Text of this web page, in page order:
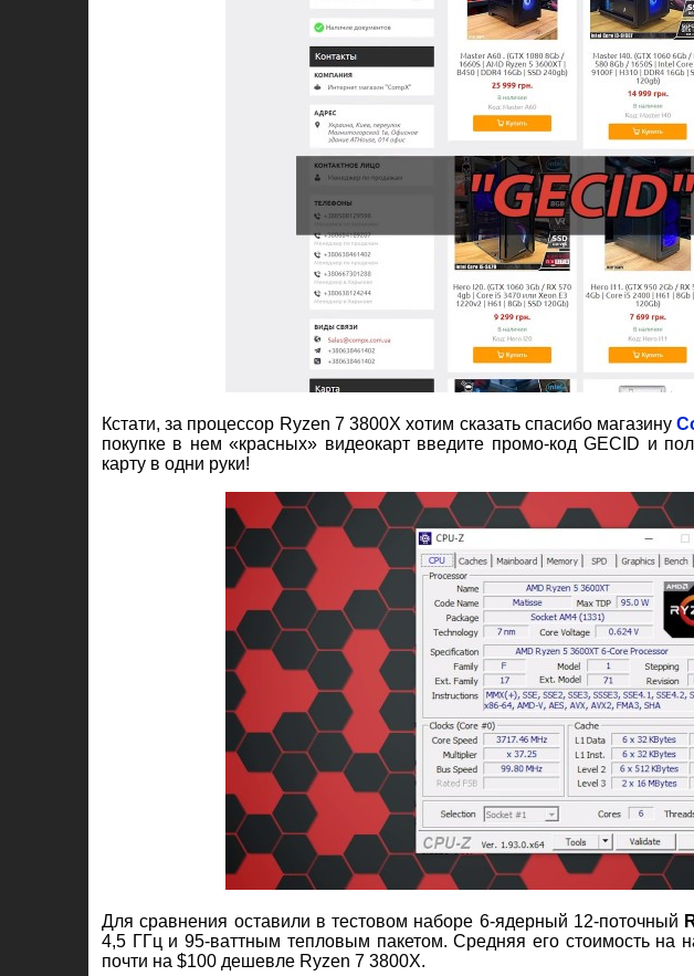
Кстати, за процессор Ryzen 7 3800X хотим сказать спасибо магазину
покупке в нем «красных» видеокарт введите промо-код GECID и
карту в одни руки!
Для сравнения оставили в тестовом наборе 6-ядерный 12-поточный
4,5 ГГц и 95-ваттным тепловым пакетом. Средняя его стоимость на
почти на $100 дешевле Ryzen 7 3800X.